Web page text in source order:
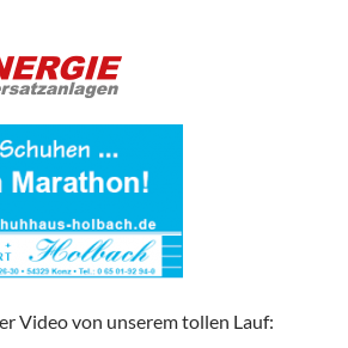
Video von unserem tollen Lauf: